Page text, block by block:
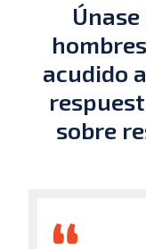
acudido
sobre